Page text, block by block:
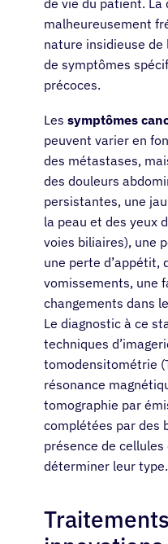
malheureusement
nature insidieuse de
de symptômes
précoces.
Les symptômes
peuvent varier en
des métastases,
des douleurs
persistantes, une
la peau et des yeux
voies biliaires), une
une perte d’appétit,
vomissements, une
changements dans
Le diagnostic à ce
techniques
tomodensitométrie
résonance
tomographie par
complétées par des
présence de
déterminer leur type.